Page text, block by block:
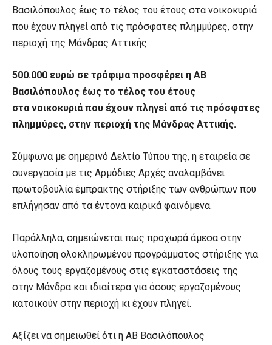
Βασιλόπουλος έως το τέλος του έτους στα νοικοκυριά
που έχουν πληγεί από τις πρόσφατες πλημμύρες, στην
περιοχή της Μάνδρας Αττικής.
500.000 ευρώ σε τρόφιμα προσφέρει η ΑΒ
Βασιλόπουλος έως το τέλος του έτους
στα νοικοκυριά που έχουν πληγεί από τις πρόσφατες
πλημμύρες, στην περιοχή της Μάνδρας Αττικής.
Σύμφωνα με σημερινό Δελτίο Τύπου της, η εταιρεία σε
συνεργασία με τις Αρμόδιες Αρχές αναλαμβάνει
πρωτοβουλία έμπρακτης στήριξης των ανθρώπων που
επλήγησαν από τα έντονα καιρικά φαινόμενα.
Παράλληλα, σημειώνεται πως προχωρά άμεσα στην
υλοποίηση ολοκληρωμένου προγράμματος στήριξης για
όλους τους εργαζομένους στις εγκαταστάσεις της
στην Μάνδρα και ιδιαίτερα για όσους εργαζομένους
κατοικούν στην περιοχή κι έχουν πληγεί.
Αξίζει να σημειωθεί ότι η ΑΒ Βασιλόπουλος